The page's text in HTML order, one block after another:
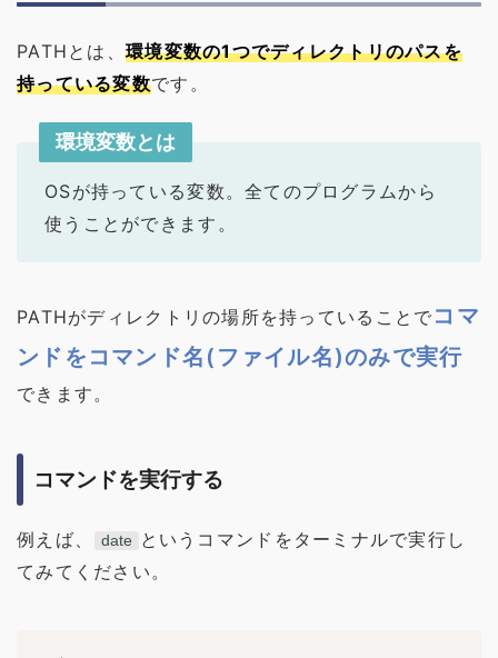
PATHとは、 環境変数の1つでディレクトリのパスを
持っている変数です。
環境変数とは
OSが持っている変数。全てのプログラムから
使うことができます。
PATHがディレクトリの場所を持っていることで コマ
ンドをコマンド名(ファイル名)のみで実行
できます。
コマンドを実行する
例えば、 date
というコマンドをターミナルで実行し
てみてください。